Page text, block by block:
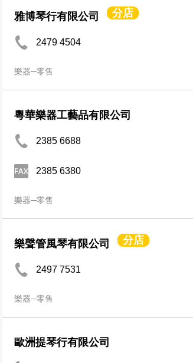
雅博琴行有限公司 分店
2479 4504
樂器─零售
粵華樂器工藝品有限公司
2385 6688
2385 6380
樂器─零售
樂聲管風琴有限公司 分店
2497 7531
樂器─零售
歐洲提琴行有限公司